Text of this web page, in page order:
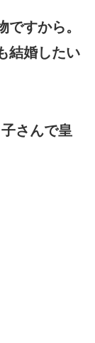
すから。
結婚したい
さんで皇